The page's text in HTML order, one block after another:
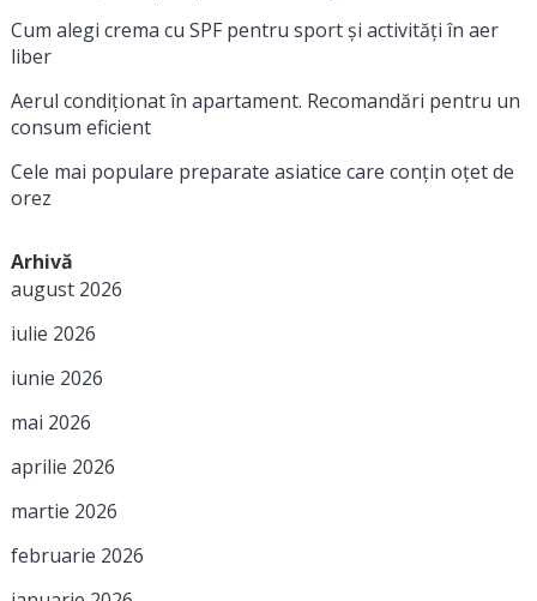
Cum alegi crema cu SPF pentru sport și activități în aer
liber
Aerul condiționat în apartament. Recomandări pentru un
consum eficient
Cele mai populare preparate asiatice care conțin oțet de
orez
Arhivă
august 2026
iulie 2026
iunie 2026
mai 2026
aprilie 2026
martie 2026
februarie 2026